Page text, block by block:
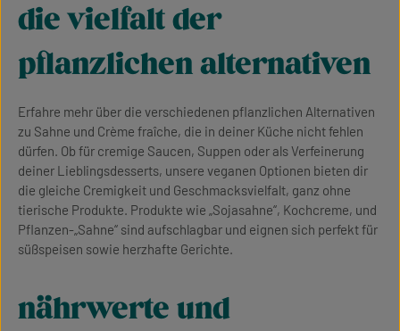
die vielfalt der
pflanzlichen alternativen
Erfahre mehr über die verschiedenen pflanzlichen Alternativen
zu Sahne und Crème fraîche, die in deiner Küche nicht fehlen
dürfen. Ob für cremige Saucen, Suppen oder als Verfeinerung
deiner Lieblingsdesserts, unsere veganen Optionen bieten dir
die gleiche Cremigkeit und Geschmacksvielfalt, ganz ohne
tierische Produkte. Produkte wie „Sojasahne“, Kochcreme, und
Pflanzen-„Sahne“ sind aufschlagbar und eignen sich perfekt für
süßspeisen sowie herzhafte Gerichte.
nährwerte und